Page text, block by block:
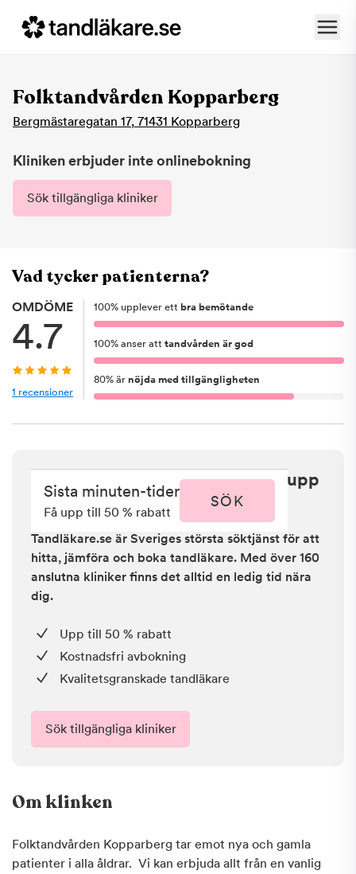
Folktandvården Kopparberg
Bergmästaregatan 17, 71431 Kopparberg
Kliniken erbjuder inte onlinebokning
Sök tillgängliga kliniker
Vad tycker patienterna?
OMDÖME
4.7
1 recensioner
100% upplever ett bra bemötande
100% anser att tandvården är god
80% är nöjda med tillgängligheten
Sista minuten i Kopparberg - få upp
till 50 % rabatt
Tandläkare.se är Sveriges största söktjänst för att
hitta, jämföra och boka tandläkare. Med över 160
anslutna kliniker finns det alltid en ledig tid nära
dig.
Upp till 50 % rabatt
Kostnadsfri avbokning
Kvalitetsgranskade tandläkare
Sök tillgängliga kliniker
Sista minuten-tider
Få upp till 50 % rabatt
SÖK
Om klinken
Folktandvården Kopparberg tar emot nya och gamla
patienter i alla åldrar. Vi kan erbjuda allt från en vanlig